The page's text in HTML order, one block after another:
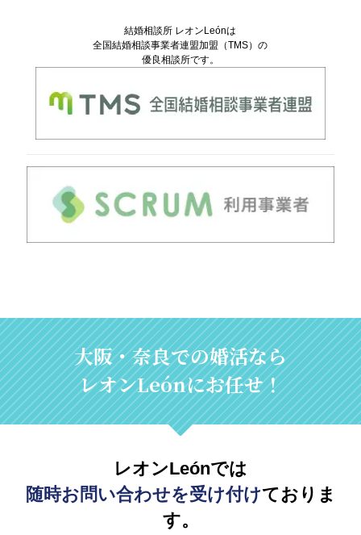
結婚相談所 レオンLeónは
全国結婚相談事業者連盟加盟（TMS）の
優良相談所です。
大阪・奈良での婚活なら
レオンLeónにお任せ！
レオンLeónでは
随時お問い合わせを受け付けておりま
す。